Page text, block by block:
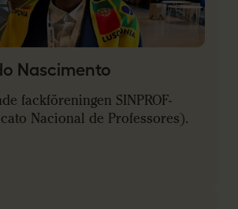
Nascimento
fackföreningen SINPROF-
Nacional de Professores).